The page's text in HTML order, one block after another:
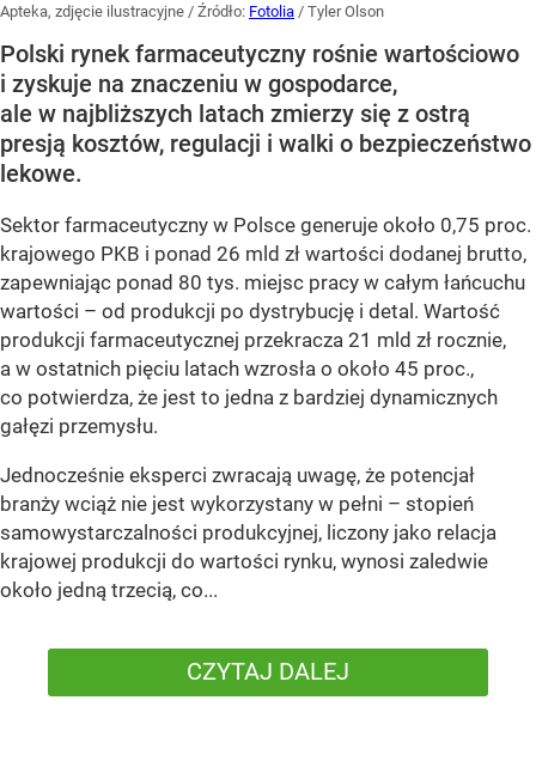
Apteka, zdjęcie ilustracyjne / Źródło: Fotolia / Tyler Olson
Polski rynek farmaceutyczny rośnie wartościowo
i zyskuje na znaczeniu w gospodarce,
ale w najbliższych latach zmierzy się z ostrą
presją kosztów, regulacji i walki o bezpieczeństwo
lekowe.
Sektor farmaceutyczny w Polsce generuje około 0,75 proc.
krajowego PKB i ponad 26 mld zł wartości dodanej brutto,
zapewniając ponad 80 tys. miejsc pracy w całym łańcuchu
wartości – od produkcji po dystrybucję i detal. Wartość
produkcji farmaceutycznej przekracza 21 mld zł rocznie,
a w ostatnich pięciu latach wzrosła o około 45 proc.,
co potwierdza, że jest to jedna z bardziej dynamicznych
gałęzi przemysłu.
Jednocześnie eksperci zwracają uwagę, że potencjał
branży wciąż nie jest wykorzystany w pełni – stopień
samowystarczalności produkcyjnej, liczony jako relacja
krajowej produkcji do wartości rynku, wynosi zaledwie
około jedną trzecią, co...
CZYTAJ DALEJ